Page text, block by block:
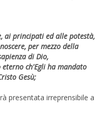
ai principati ed alle potestà,
per mezzo della
di Dio,
ch'Egli ha mandato
Gesù;
presentata irreprensibile a